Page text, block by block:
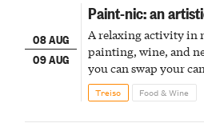
08 AUG
09 AUG
Paint-nic: an
A relaxing activity in
painting, wine, and
you can swap your
Treiso Food & Wine